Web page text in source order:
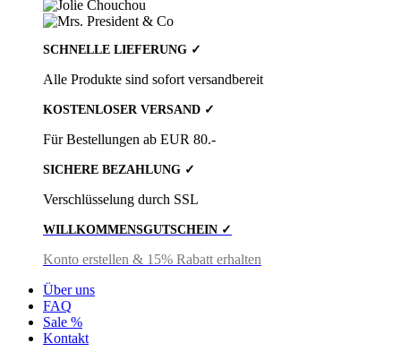
SCHNELLE LIEFERUNG ✓
Alle Produkte sind sofort versandbereit
KOSTENLOSER VERSAND ✓
Für Bestellungen ab EUR 80.-
SICHERE BEZAHLUNG ✓
Verschlüsselung durch SSL
WILLKOMMENSGUTSCHEIN ✓
Konto erstellen & 15% Rabatt erhalten
Über uns
FAQ
Sale %
Kontakt